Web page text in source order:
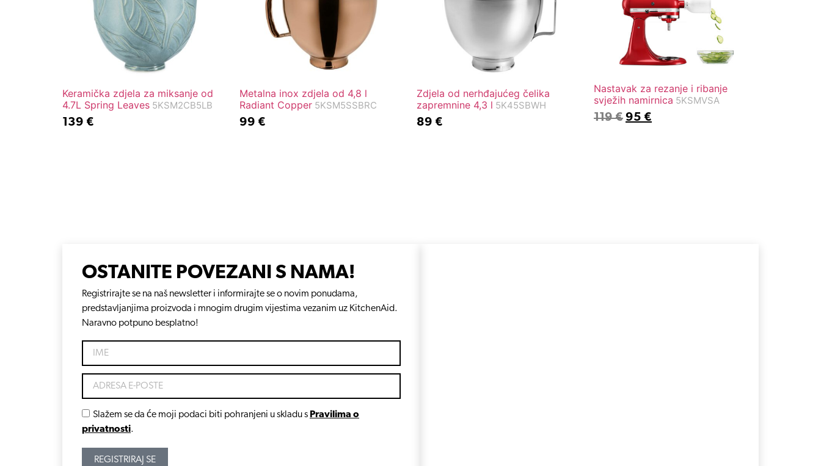
Keramička zdjela za miksanje od
4.7L Spring Leaves 5KSM2CB5LB
139 €
Metalna inox zdjela od 4,8 l
Radiant Copper 5KSM5SSBRC
99 €
Zdjela od nerhđajućeg čelika
zapremnine 4,3 l 5K45SBWH
89 €
Nastavak za rezanje i ribanje
svježih namirnica 5KSMVSA
119€ 95 €
OSTANITE POVEZANI S NAMA!
Registrirajte se na naš newsletter i informirajte se o novim ponudama,
predstavljanjima proizvoda i mnogim drugim vijestima vezanim uz KitchenAid.
Naravno potpuno besplatno!
Slažem se da će moji podaci biti pohranjeni u skladu s Pravilima o
privatnosti.
REGISTRIRAJ SE